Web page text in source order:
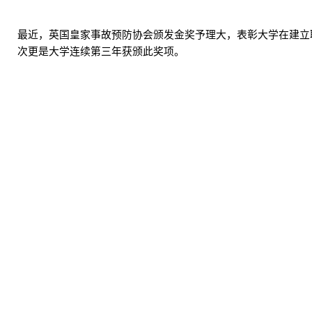
最近，英国皇家事故预防协会颁发金奖予理大，表彰大学在建
次更是大学连续第三年获颁此奖项。